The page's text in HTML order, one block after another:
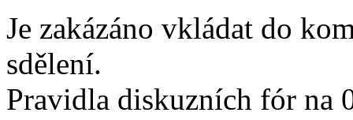
Je zakázáno vkládat do
sdělení.
Pravidla diskuzních fór na